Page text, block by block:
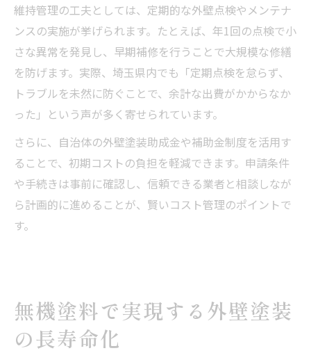
維持管理の工夫としては、定期的な外壁点検やメンテナ
ンスの実施が挙げられます。たとえば、年1回の点検で小
さな異常を発見し、早期補修を行うことで大規模な修繕
を防げます。実際、埼玉県内でも「定期点検を怠らず、
トラブルを未然に防ぐことで、余計な出費がかからなか
った」という声が多く寄せられています。
さらに、自治体の外壁塗装助成金や補助金制度を活用す
ることで、初期コストの負担を軽減できます。申請条件
や手続きは事前に確認し、信頼できる業者と相談しなが
ら計画的に進めることが、賢いコスト管理のポイントで
す。
無機塗料で実現する外壁塗装
の長寿命化